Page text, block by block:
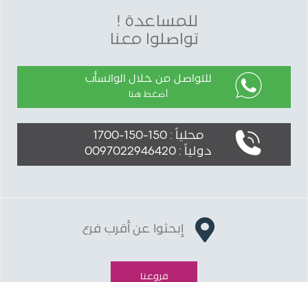
للمساعدة !
تواصلوا معنا
للتواصل من خلال الواتسأب
أضغط هنا
محلياً : 150-150-1700
دولياً : 0097022946420
إبحثوا عن أقرب فرع
فروعنا